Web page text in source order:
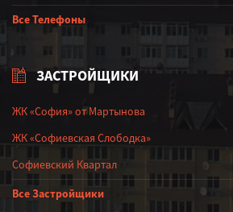
Все Телефоны
ЗАСТРОЙЩИКИ
ЖК «София» от Мартынова
ЖК «Софиевская Слободка»
Софиевский Квартал
Все Застройщики